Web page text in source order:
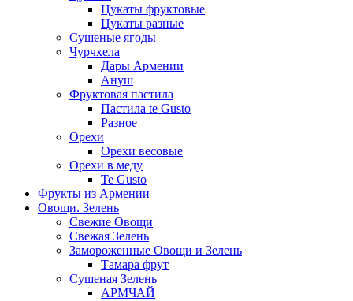
Цукаты фруктовые
Цукаты разные
Сушеные ягоды
Чурчхела
Дары Армении
Ануш
Фруктовая пастила
Пастила te Gusto
Разное
Орехи
Орехи весовые
Орехи в меду
Te Gusto
Фрукты из Армении
Овощи. Зелень
Свежие Овощи
Свежая Зелень
Замороженные Овощи и Зелень
Тамара фрут
Сушеная Зелень
АРМЧАЙ